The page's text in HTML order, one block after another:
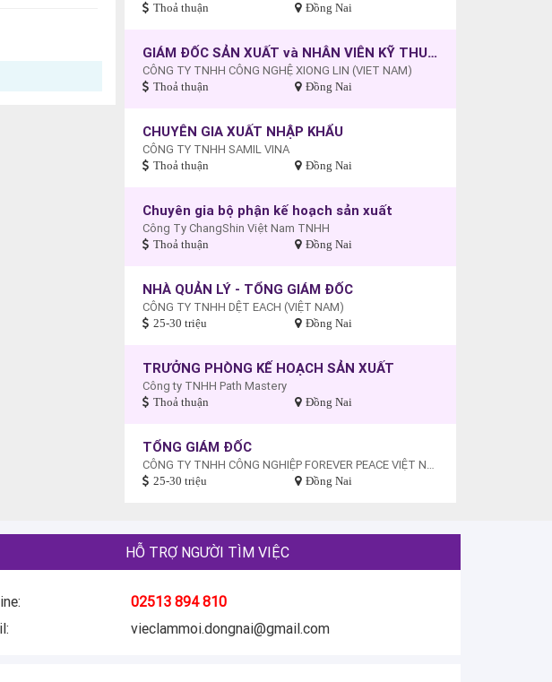
Thoả thuận Đồng Nai
GIÁM ĐỐC SẢN XUẤT và NHÂN VIÊN KỸ THUẬT
CÔNG TY TNHH CÔNG NGHỆ XIONG LIN (VIET NAM)
Thoả thuận Đồng Nai
CHUYÊN GIA XUẤT NHẬP KHẨU
CÔNG TY TNHH SAMIL VINA
Thoả thuận Đồng Nai
Chuyên gia bộ phận kế hoạch sản xuất
Công Ty ChangShin Việt Nam TNHH
Thoả thuận Đồng Nai
NHÀ QUẢN LÝ - TỔNG GIÁM ĐỐC
CÔNG TY TNHH DỆT EACH (VIỆT NAM)
25-30 triệu Đồng Nai
TRƯỞNG PHÒNG KẾ HOẠCH SẢN XUẤT
Công ty TNHH Path Mastery
Thoả thuận Đồng Nai
TỔNG GIÁM ĐỐC
CÔNG TY TNHH CÔNG NGHIỆP FOREVER PEACE VIỆT NAM
25-30 triệu Đồng Nai
HỖ TRỢ NGƯỜI TÌM VIỆC
02513 894 810
vieclammoi.dongnai@gmail.com